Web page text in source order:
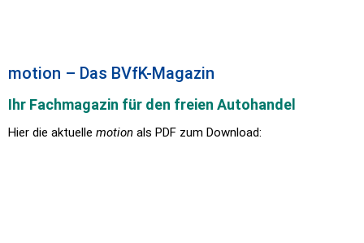
motion – Das BVfK-Magazin
Ihr Fachmagazin für den freien Autohandel
Hier die aktuelle motion als PDF zum Download: